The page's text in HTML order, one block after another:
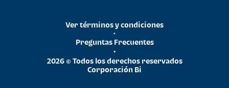
2026 © Todos los derechos reservados
Corporación Bi
•
Preguntas Frecuentes
•
Ver términos y condiciones